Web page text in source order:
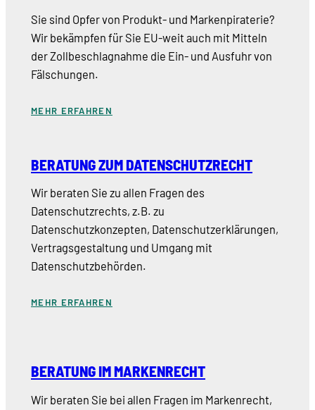
Sie sind Opfer von Produkt- und Markenpiraterie?
Wir bekämpfen für Sie EU-weit auch mit Mitteln
der Zollbeschlagnahme die Ein- und Ausfuhr von
Fälschungen.
MEHR ERFAHREN
BERATUNG ZUM DATENSCHUTZRECHT
Wir beraten Sie zu allen Fragen des
Datenschutzrechts, z.B. zu
Datenschutzkonzepten, Datenschutzerklärungen,
Vertragsgestaltung und Umgang mit
Datenschutzbehörden.
MEHR ERFAHREN
BERATUNG IM MARKENRECHT
Wir beraten Sie bei allen Fragen im Markenrecht,